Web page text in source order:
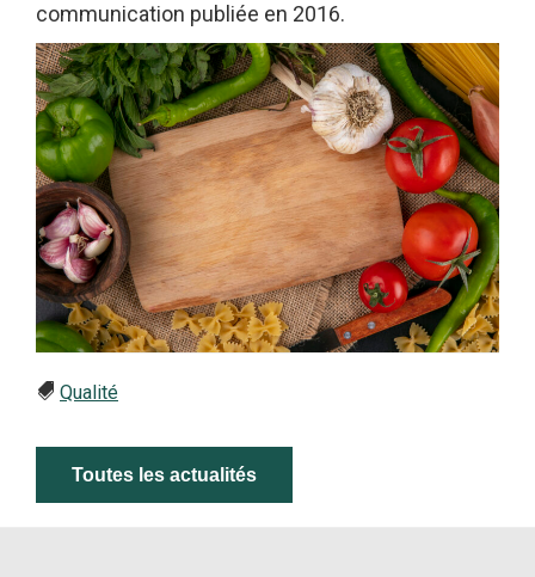
communication publiée en 2016.
Qualité
Toutes les actualités